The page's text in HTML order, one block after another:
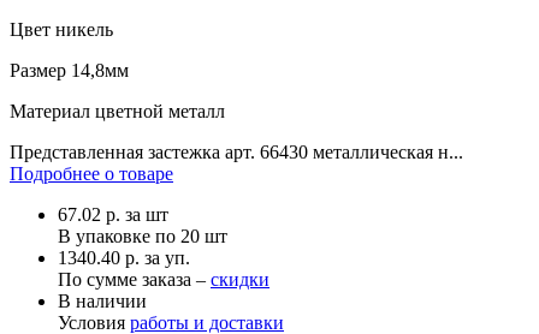
Цвет никель
Размер 14,8мм
Материал цветной металл
Представленная застежка арт. 66430 металлическая н...
Подробнее о товаре
67.02 р. за шт
В упаковке по 20 шт
1340.40 р. за уп.
По сумме заказа – скидки
В наличии
Условия работы и доставки